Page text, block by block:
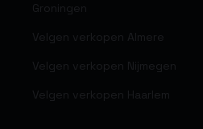
Groningen
Velgen verkopen Almere
Velgen verkopen Nijmegen
Velgen verkopen Haarlem